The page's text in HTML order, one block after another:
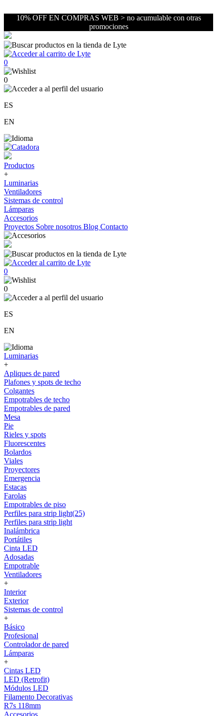
10% OFF EN COMPRAS WEB > no acumulable con otras
promociones
0
0
ES
EN
Productos
+
Luminarias
Ventiladores
Sistemas de control
Lámparas
Accesorios
Proyectos Sobre nosotros Blog Contacto
0
0
ES
EN
Luminarias
+
Apliques de pared
Plafones y spots de techo
Colgantes
Empotrables de techo
Empotrables de pared
Mesa
Pie
Rieles y spots
Fluorescentes
Bolardos
Viales
Proyectores
Emergencia
Estacas
Farolas
Empotrables de piso
Perfiles para strip light(25)
Perfiles para strip light
Inalámbrica
Portátiles
Cinta LED
Adosadas
Empotrable
Ventiladores
+
Interior
Exterior
Sistemas de control
+
Básico
Profesional
Controlador de pared
Lámparas
+
Cintas LED
LED (Retrofit)
Módulos LED
Filamento Decorativas
R7s 118mm
Accesorios